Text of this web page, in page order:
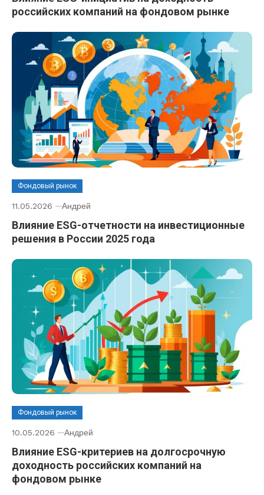
российских компаний на фондовом рынке
Фондовый рынок
11.05.2026 Андрей
Влияние ESG-отчетности на инвестиционные
решения в России 2025 года
Фондовый рынок
10.05.2026 Андрей
Влияние ESG-критериев на долгосрочную
доходность российских компаний на
фондовом рынке